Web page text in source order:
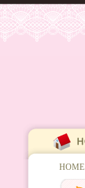
HOME